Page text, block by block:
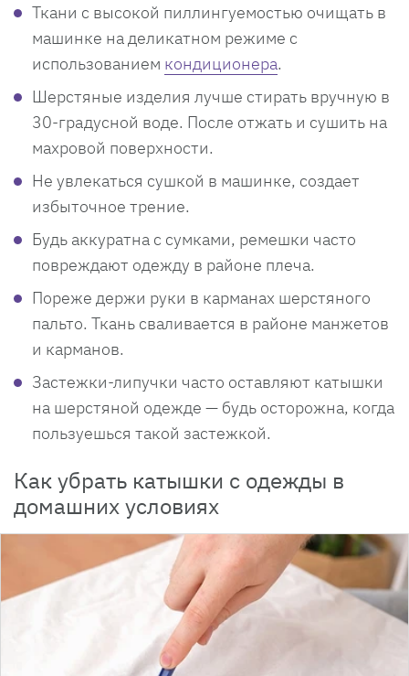
Ткани с высокой пиллингуемостью очищать в
машинке на деликатном режиме с
использованием кондиционера.
Шерстяные изделия лучше стирать вручную в
30-градусной воде. После отжать и сушить на
махровой поверхности.
Не увлекаться сушкой в машинке, создает
избыточное трение.
Будь аккуратна с сумками, ремешки часто
повреждают одежду в районе плеча.
Пореже держи руки в карманах шерстяного
пальто. Ткань сваливается в районе манжетов
и карманов.
Застежки-липучки часто оставляют катышки
на шерстяной одежде — будь осторожна, когда
пользуешься такой застежкой.
Как убрать катышки с одежды в
домашних условиях